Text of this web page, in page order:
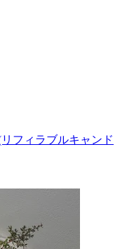
フィラブルキャンド